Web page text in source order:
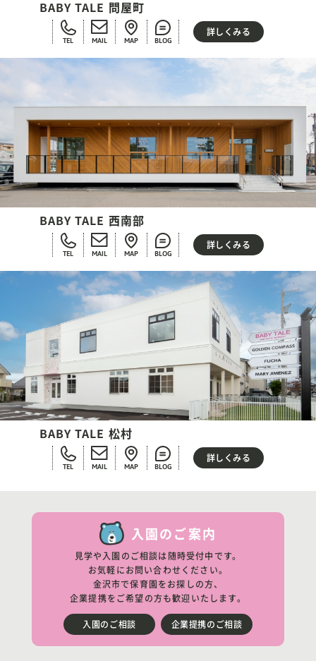
BABY TALE 問屋町
TEL MAIL MAP BLOG
詳しくみる
BABY TALE 西南部
TEL MAIL MAP BLOG
詳しくみる
BABY TALE 松村
TEL MAIL MAP BLOG
詳しくみる
入園のご案内
見学や入園のご相談は随時受付中です。
お気軽にお問い合わせください。
金沢市で保育園をお探しの方、
企業提携をご希望の方も歓迎いたします。
入園のご相談 企業提携のご相談